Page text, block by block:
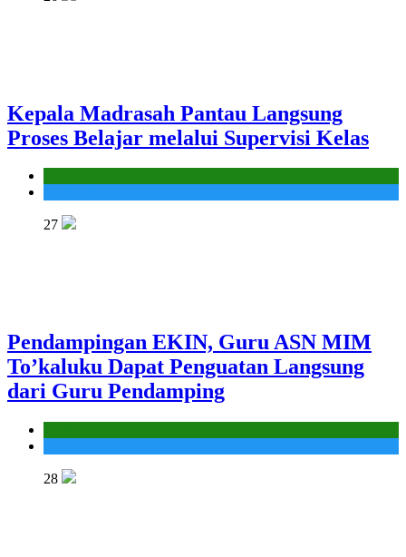
Kepala Madrasah Pantau Langsung
Proses Belajar melalui Supervisi Kelas
27
Pendampingan EKIN, Guru ASN MIM
To’kaluku Dapat Penguatan Langsung
dari Guru Pendamping
28